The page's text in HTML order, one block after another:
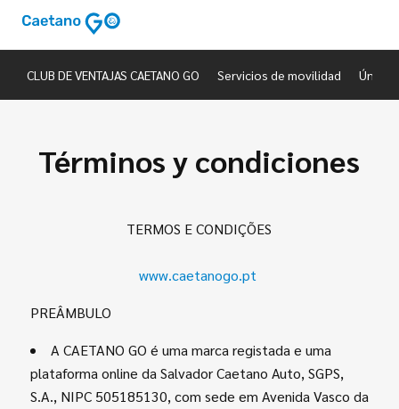
CLUB DE VENTAJAS CAETANO GO Servicios de movilidad Únete
Términos y condiciones
TERMOS E CONDIÇÕES
www.caetanogo.pt
PREÂMBULO
A CAETANO GO é uma marca registada e uma
plataforma online da Salvador Caetano Auto, SGPS,
S.A., NIPC 505185130, com sede em Avenida Vasco da